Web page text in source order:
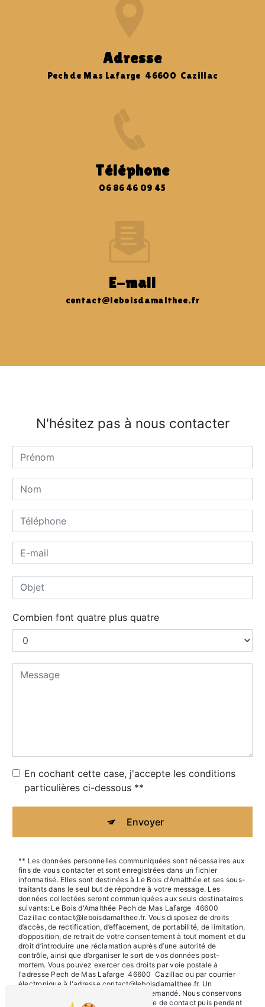
Adresse
Pech de Mas Lafarge 46600 Cazillac
Téléphone
06 86 46 09 45
E-mail
contact@leboisdamalthee.fr
N'hésitez pas à nous contacter
Combien font quatre plus quatre
En cochant cette case, j'accepte les conditions
particulières ci-dessous **
Envoyer
** Les données personnelles communiquées sont nécessaires aux
fins de vous contacter et sont enregistrées dans un fichier
informatisé. Elles sont destinées à Le Bois d'Amalthée et ses sous-
traitants dans le seul but de répondre à votre message. Les
données collectées seront communiquées aux seuls destinataires
suivants: Le Bois d'Amalthée Pech de Mas Lafarge 46600
Cazillac contact@leboisdamalthee.fr. Vous disposez de droits
d’accès, de rectification, d’effacement, de portabilité, de limitation,
d’opposition, de retrait de votre consentement à tout moment et du
droit d’introduire une réclamation auprès d’une autorité de
contrôle, ainsi que d’organiser le sort de vos données post-
mortem. Vous pouvez exercer ces droits par voie postale à
l'adresse Pech de Mas Lafarge 46600 Cazillac ou par courrier
électronique à l'adresse contact@leboisdamalthee.fr. Un
justificatif d'identité pourra vous être demandé. Nous conservons
vos données pendant la période de prise de contact puis pendant